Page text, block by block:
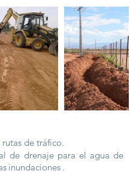
de tráfico.
de drenaje para el agua de
inundaciones .